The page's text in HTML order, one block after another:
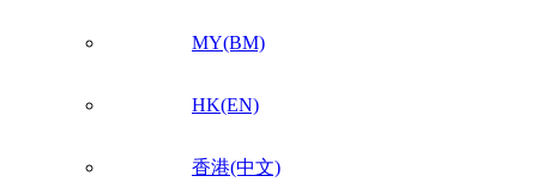
MY(BM)
HK(EN)
香港(中文)